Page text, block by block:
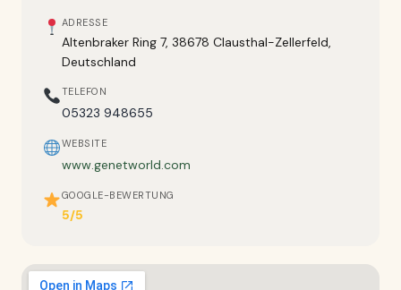
ADRESSE
Altenbraker Ring 7, 38678 Clausthal-Zellerfeld,
Deutschland
TELEFON
05323 948655
WEBSITE
www.genetworld.com
GOOGLE-BEWERTUNG
5/5